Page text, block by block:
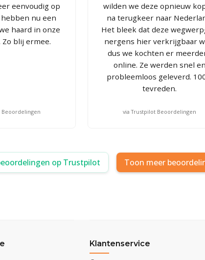
eenvoudig op
nu een
haard in onze
blij ermee.
Beoordelingen
wilden we deze opnieuw
na terugkeer naar
Het bleek dat deze
nergens hier verkrijgbaar
dus we kochten er
online. Ze werden snel en
probleemloos geleverd.
tevreden.
via Trustpilot Beoordelingen
op Trustpilot Toon meer
Klantenservice